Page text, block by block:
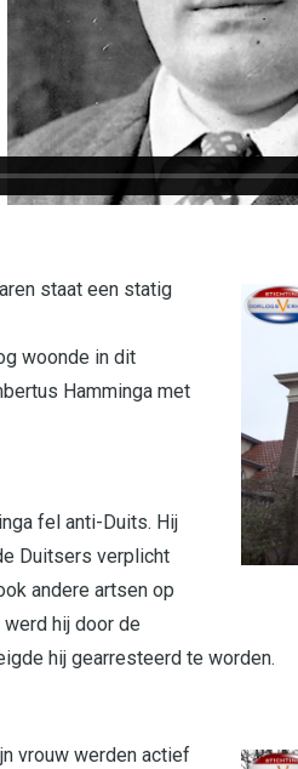
staat een statig
woonde in dit
Hamminga met
fel anti-Duits. Hij
Duitsers verplicht
andere artsen op
hij door de
hij gearresteerd te worden.
vrouw werden actief